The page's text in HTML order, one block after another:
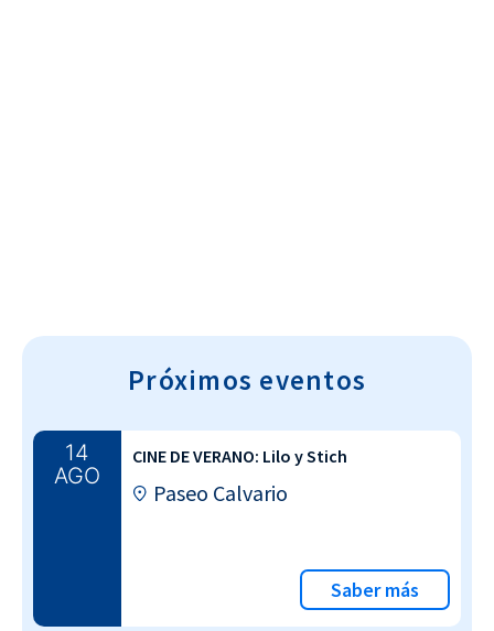
Próximos eventos
14
AGO
CINE DE VERANO: Lilo y Stich
Paseo Calvario
Saber más